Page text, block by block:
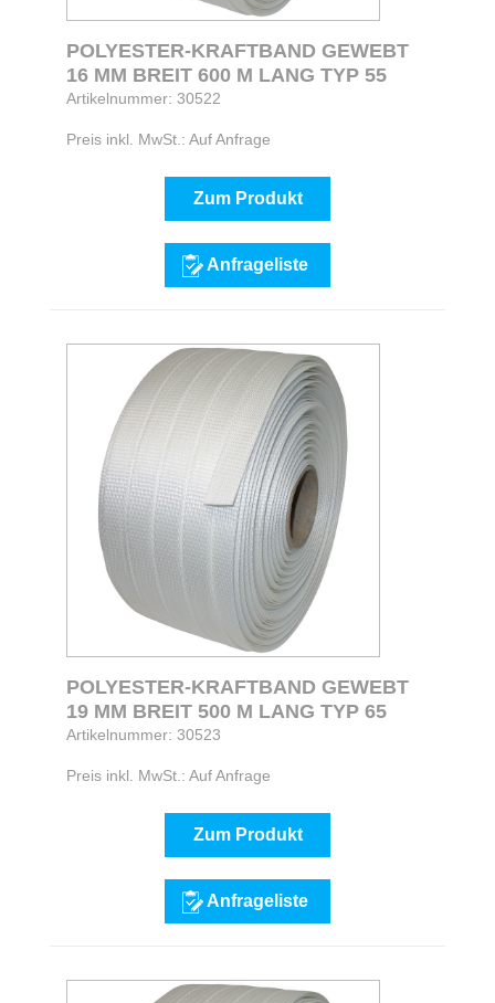
POLYESTER-KRAFTBAND GEWEBT
16 MM BREIT 600 M LANG TYP 55
Artikelnummer: 30522
Preis inkl. MwSt.: Auf Anfrage
Zum Produkt
Anfrageliste
POLYESTER-KRAFTBAND GEWEBT
19 MM BREIT 500 M LANG TYP 65
Artikelnummer: 30523
Preis inkl. MwSt.: Auf Anfrage
Zum Produkt
Anfrageliste